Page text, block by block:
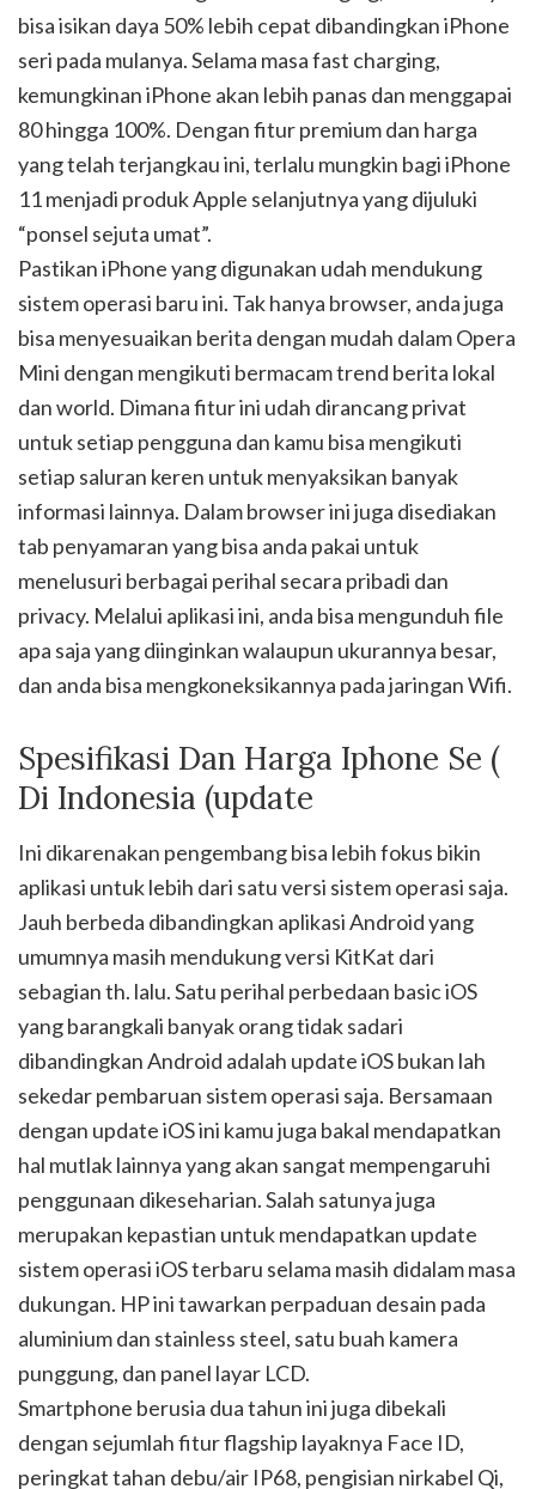
bisa isikan daya 50% lebih cepat dibandingkan iPhone
seri pada mulanya. Selama masa fast charging,
kemungkinan iPhone akan lebih panas dan menggapai
80 hingga 100%. Dengan fitur premium dan harga
yang telah terjangkau ini, terlalu mungkin bagi iPhone
11 menjadi produk Apple selanjutnya yang dijuluki
“ponsel sejuta umat”.
Pastikan iPhone yang digunakan udah mendukung
sistem operasi baru ini. Tak hanya browser, anda juga
bisa menyesuaikan berita dengan mudah dalam Opera
Mini dengan mengikuti bermacam trend berita lokal
dan world. Dimana fitur ini udah dirancang privat
untuk setiap pengguna dan kamu bisa mengikuti
setiap saluran keren untuk menyaksikan banyak
informasi lainnya. Dalam browser ini juga disediakan
tab penyamaran yang bisa anda pakai untuk
menelusuri berbagai perihal secara pribadi dan
privacy. Melalui aplikasi ini, anda bisa mengunduh file
apa saja yang diinginkan walaupun ukurannya besar,
dan anda bisa mengkoneksikannya pada jaringan Wifi.
Spesifikasi Dan Harga Iphone Se (
Di Indonesia (update
Ini dikarenakan pengembang bisa lebih fokus bikin
aplikasi untuk lebih dari satu versi sistem operasi saja.
Jauh berbeda dibandingkan aplikasi Android yang
umumnya masih mendukung versi KitKat dari
sebagian th. lalu. Satu perihal perbedaan basic iOS
yang barangkali banyak orang tidak sadari
dibandingkan Android adalah update iOS bukan lah
sekedar pembaruan sistem operasi saja. Bersamaan
dengan update iOS ini kamu juga bakal mendapatkan
hal mutlak lainnya yang akan sangat mempengaruhi
penggunaan dikeseharian. Salah satunya juga
merupakan kepastian untuk mendapatkan update
sistem operasi iOS terbaru selama masih didalam masa
dukungan. HP ini tawarkan perpaduan desain pada
aluminium dan stainless steel, satu buah kamera
punggung, dan panel layar LCD.
Smartphone berusia dua tahun ini juga dibekali
dengan sejumlah fitur flagship layaknya Face ID,
peringkat tahan debu/air IP68, pengisian nirkabel Qi,